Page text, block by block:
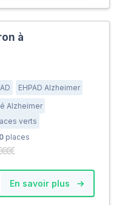
à
EHPAD Alzheimer
Alzheimer
verts
places
En savoir plus